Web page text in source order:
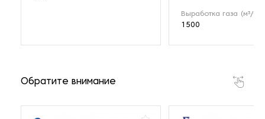
Выработка газа (м³/ч)
1500
Обратите внимание